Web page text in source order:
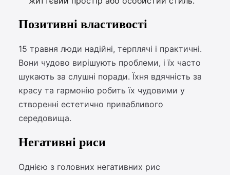
Позитивні властивості
15 травня люди надійні, терплячі і практичні.
Вони чудово вирішують проблеми, і їх часто
шукають за слушні поради. Їхня вдячність за
красу та гармонію робить їх чудовими у
створенні естетично привабливого
середовища.
Негативні риси
Однією з головних негативних рис